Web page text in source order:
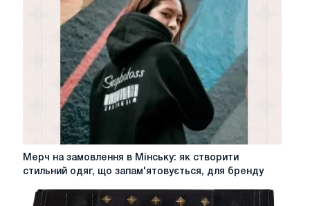
ключових
факторів
Мерч
Мерч на замовлення в Мінську: як створити
стильний одяг, що запам'ятовується, для бренду